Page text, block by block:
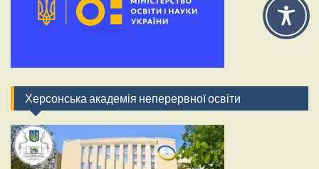
Херсонська академія неперервної освіти